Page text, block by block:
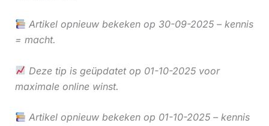
Artikel opnieuw bekeken op 30-09-2025 – kennis
= macht.
Deze tip is geüpdatet op 01-10-2025 voor
maximale online winst.
Artikel opnieuw bekeken op 01-10-2025 – kennis